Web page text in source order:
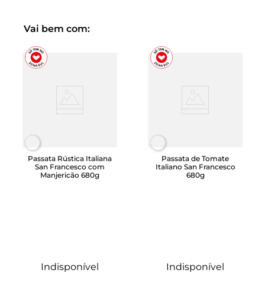
Vai bem com:
Passata Rústica Italiana
San Francesco com
Manjericão 680g
Indisponível
Passata de Tomate
Italiano San Francesco
680g
Indisponível